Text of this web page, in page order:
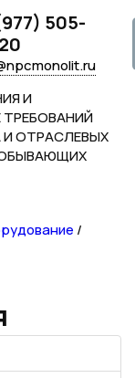
505-
И
ОТРАСЛЕВЫХ
/